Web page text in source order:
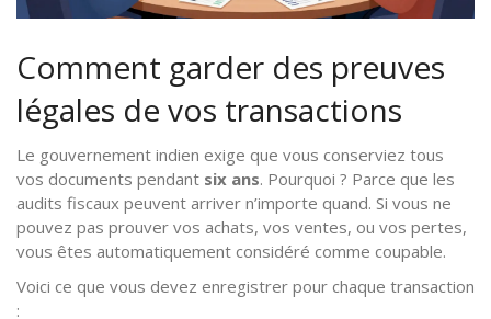
Comment garder des preuves
légales de vos transactions
Le gouvernement indien exige que vous conserviez tous
vos documents pendant six ans. Pourquoi ? Parce que les
audits fiscaux peuvent arriver n’importe quand. Si vous ne
pouvez pas prouver vos achats, vos ventes, ou vos pertes,
vous êtes automatiquement considéré comme coupable.
Voici ce que vous devez enregistrer pour chaque transaction
: